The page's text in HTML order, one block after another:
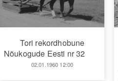
Tori rekordhobune
Nõukogude Eesti nr 32
02.01.1960 12:00